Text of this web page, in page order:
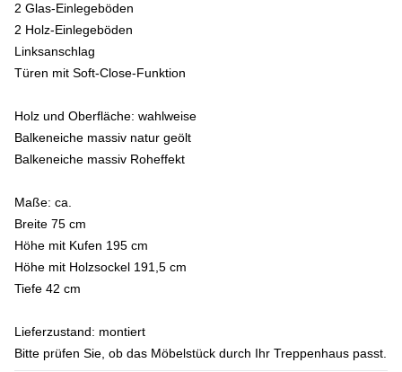
2 Glas-Einlegeböden
2 Holz-Einlegeböden
Linksanschlag
Türen mit Soft-Close-Funktion
Holz und Oberfläche: wahlweise
Balkeneiche massiv natur geölt
Balkeneiche massiv Roheffekt
Maße: ca.
Breite 75 cm
Höhe mit Kufen 195 cm
Höhe mit Holzsockel 191,5 cm
Tiefe 42 cm
Lieferzustand: montiert
Bitte prüfen Sie, ob das Möbelstück durch Ihr Treppenhaus passt.